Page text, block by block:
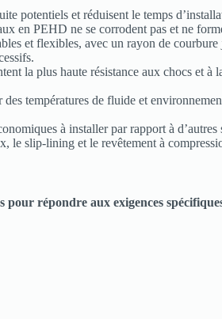
potentiels et réduisent le temps
en PEHD ne se corrodent pas et ne
et flexibles, avec un rayon de
la plus haute résistance aux chocs et à
températures de fluide et
à installer par rapport à
le slip-lining et le revêtement à
répondre aux exigences